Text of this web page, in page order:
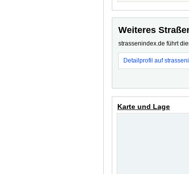
Weiteres
strassenindex.de führt
Detailprofil auf
Karte und Lage